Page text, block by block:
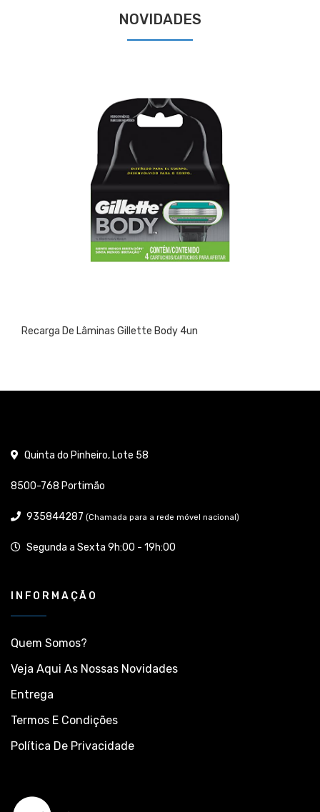
NOVIDADES
De Lâminas Gillette Body 4un
Quinta do Pinheiro, Lote 58
8500-768 Portimão
935844287 (Chamada para a rede móvel nacional)
Segunda a Sexta 9h:00 - 19h:00
INFORMAÇÃO
Quem Somos?
Veja Aqui As Nossas Novidades
Entrega
Termos E Condições
Política De Privacidade